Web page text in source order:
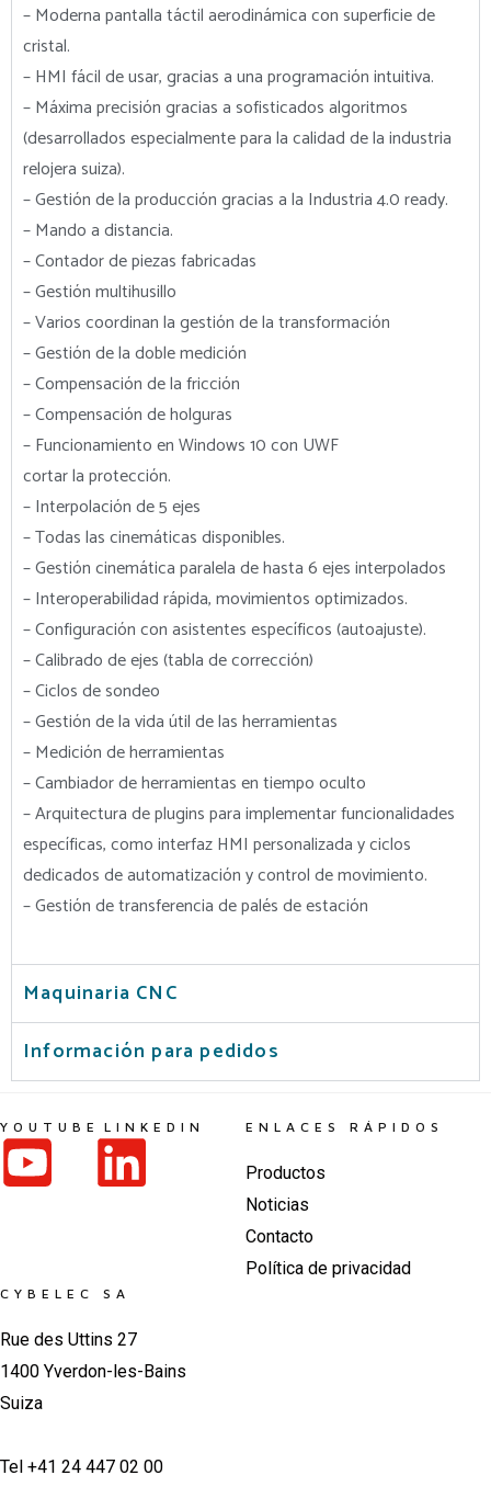
– Moderna pantalla táctil aerodinámica con superficie de
cristal.
– HMI fácil de usar, gracias a una programación intuitiva.
– Máxima precisión gracias a sofisticados algoritmos
(desarrollados especialmente para la calidad de la industria
relojera suiza).
– Gestión de la producción gracias a la Industria 4.0 ready.
– Mando a distancia.
– Contador de piezas fabricadas
– Gestión multihusillo
– Varios coordinan la gestión de la transformación
– Gestión de la doble medición
– Compensación de la fricción
– Compensación de holguras
– Funcionamiento en Windows 10 con UWF
cortar la protección.
– Interpolación de 5 ejes
– Todas las cinemáticas disponibles.
– Gestión cinemática paralela de hasta 6 ejes interpolados
– Interoperabilidad rápida, movimientos optimizados.
– Configuración con asistentes específicos (autoajuste).
– Calibrado de ejes (tabla de corrección)
– Ciclos de sondeo
– Gestión de la vida útil de las herramientas
– Medición de herramientas
– Cambiador de herramientas en tiempo oculto
– Arquitectura de plugins para implementar funcionalidades
específicas, como interfaz HMI personalizada y ciclos
dedicados de automatización y control de movimiento.
– Gestión de transferencia de palés de estación
Maquinaria CNC
Información para pedidos
CYBELEC SA
Rue des Uttins 27
1400 Yverdon-les-Bains
Suiza
Tel +41 24 447 02 00
ENLACES RÁPIDOS
Productos
Noticias
Contacto
Política de privacidad
YOUTUBE LINKEDIN